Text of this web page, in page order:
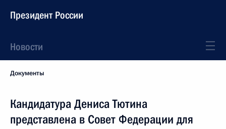
Президент России
Новости
Документы
Кандидатура Дениса Тютина
представлена в Совет Федерации для